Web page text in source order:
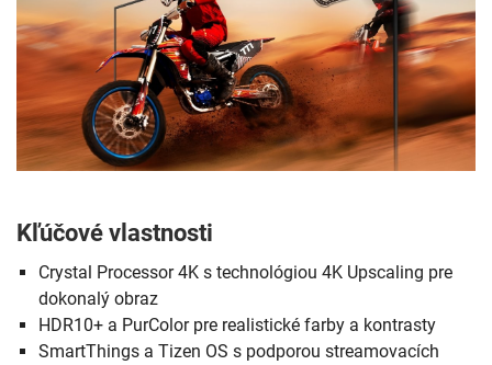
Kľúčové vlastnosti
Crystal Processor 4K s technológiou 4K Upscaling pre
dokonalý obraz
HDR10+ a PurColor pre realistické farby a kontrasty
SmartThings a Tizen OS s podporou streamovacích